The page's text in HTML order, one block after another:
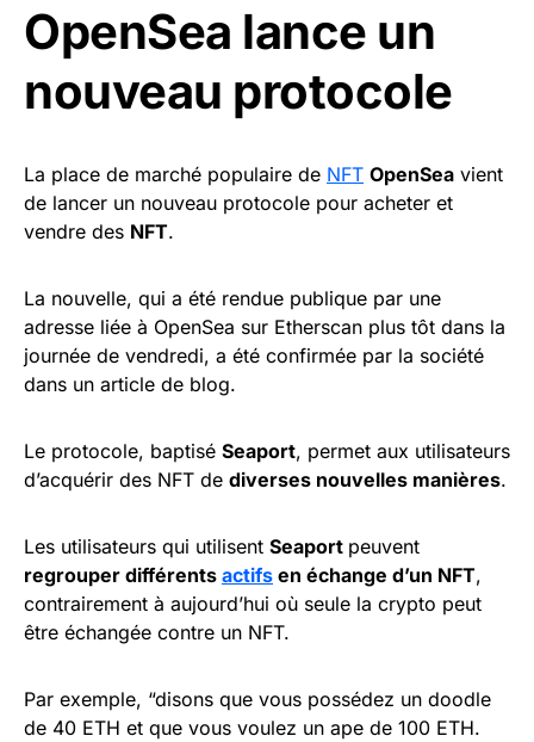
OpenSea lance un
nouveau protocole
La place de marché populaire de NFT OpenSea vient
de lancer un nouveau protocole pour acheter et
vendre des NFT.
La nouvelle, qui a été rendue publique par une
adresse liée à OpenSea sur Etherscan plus tôt dans la
journée de vendredi, a été confirmée par la société
dans un article de blog.
Le protocole, baptisé Seaport, permet aux utilisateurs
d’acquérir des NFT de diverses nouvelles manières.
Les utilisateurs qui utilisent Seaport peuvent
regrouper différents actifs en échange d’un NFT,
contrairement à aujourd’hui où seule la crypto peut
être échangée contre un NFT.
Par exemple, “disons que vous possédez un doodle
de 40 ETH et que vous voulez un ape de 100 ETH.